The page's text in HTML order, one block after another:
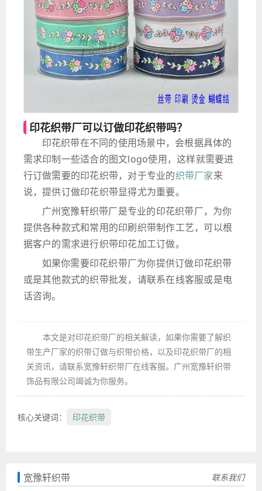
印花织带厂可以订做印花织带吗？
印花织带在不同的使用场景中，会根据具体的
需求印制一些适合的图文logo使用，这样就需要进
行订做需要的印花织带，对于专业的织带厂家来
说，提供订做印花织带显得尤为重要。
广州宽豫轩织带厂是专业的印花织带厂，为你
提供各种款式和常用的印刷织带制作工艺，可以根
据客户的需求进行织带印花加工订做。
如果你需要印花织带厂为你提供订做印花织带
或是其他款式的织带批发，请联系在线客服或是电
话咨询。
本文是对印花织带厂的相关解读，如果你需要了解织
带生产厂家的织带订做与织带价格，以及印花织带厂的相
关资讯，请联系宽豫轩织带厂在线客服。广州宽豫轩织带
饰品有限公司竭诚为你服务。
核心关键词： 印花织带
宽豫轩织带 联系我们